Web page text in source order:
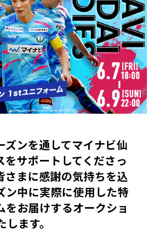
ンを通してマイナビ仙
をサポートしてくださっ
さまに感謝の気持ちを込
ン中に実際に使用した特
をお届けするオークショ
ます。